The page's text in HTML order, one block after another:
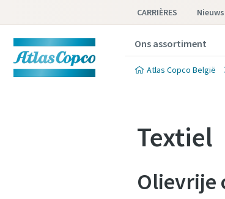
CARRIÈRES Nieuws
Ons assortiment
Atlas Copco België
Textiel
Olievrije